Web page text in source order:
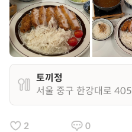
토끼정
서울 중구 한강대로 405
2 0